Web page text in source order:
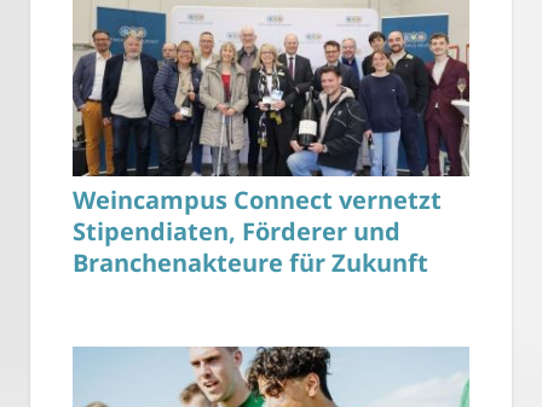
Weincampus Connect vernetzt
Stipendiaten, Förderer und
Branchenakteure für Zukunft